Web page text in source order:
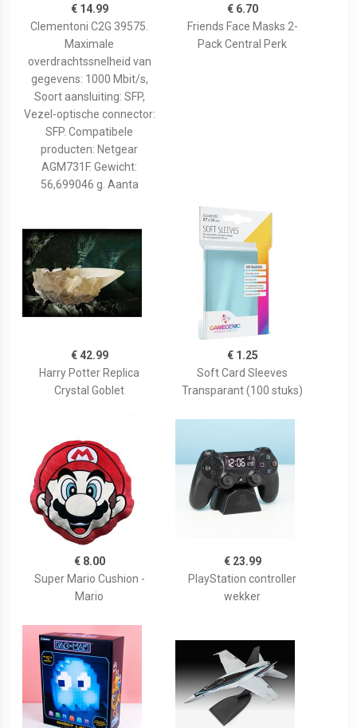
€ 14.99
Clementoni C2G 39575.
Maximale
overdrachtssnelheid van
gegevens: 1000 Mbit/s,
Soort aansluiting: SFP,
Vezel-optische connector:
SFP. Compatibele
producten: Netgear
AGM731F. Gewicht:
56,699046 g. Aanta
€ 6.70
Friends Face Masks 2-
Pack Central Perk
€ 42.99
Harry Potter Replica
Crystal Goblet
€ 1.25
Soft Card Sleeves
Transparant (100 stuks)
€ 8.00
Super Mario Cushion -
Mario
€ 23.99
PlayStation controller
wekker